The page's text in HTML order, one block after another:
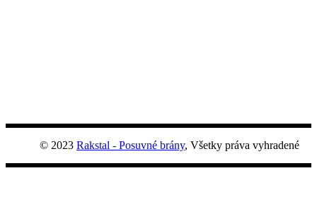
© 2023 Rakstal - Posuvné brány, Všetky práva vyhradené